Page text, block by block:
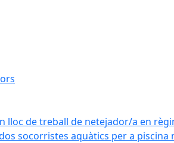
lloc de treball de netejador/a en
socorristes aquàtics per a